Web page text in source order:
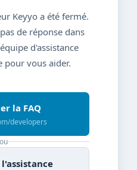
Keyyo a été fermé.
de réponse dans
d'assistance
pour vous aider.
la FAQ
developers